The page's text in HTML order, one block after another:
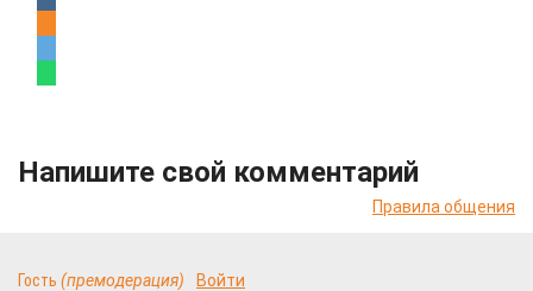
Напишите свой комментарий
Правила общения
Гость (премодерация) Войти